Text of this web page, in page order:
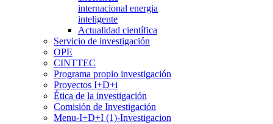
internacional energia
inteligente
Actualidad científica
Servicio de investigación
OPE
CINTTEC
Programa propio investigación
Proyectos I+D+i
Ética de la investigación
Comisión de Investigación
Menu-I+D+I (1)-Investigacion